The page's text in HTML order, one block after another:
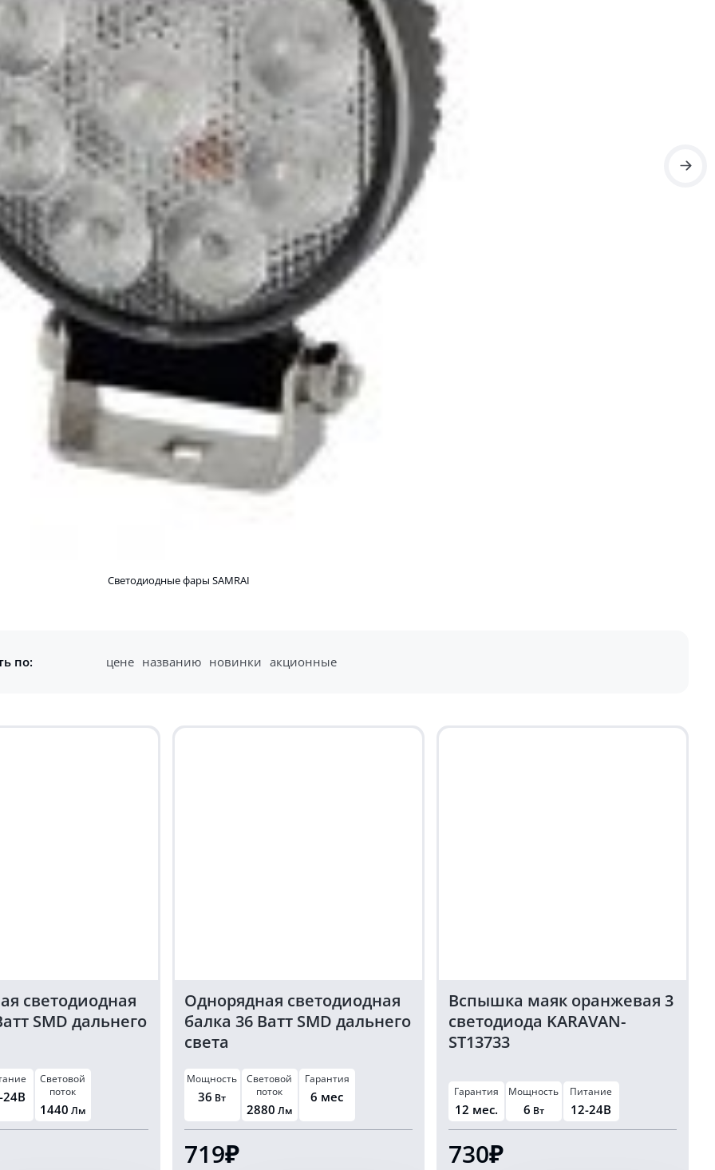
Светодиодные фары SAMRAI
по: цене названию новинки акционные
светодиодная
SMD дальнего
24В
Световой
поток
1440 Лм
Однорядная светодиодная
балка 36 Ватт SMD дальнего
света
Мощность
36 Вт
Световой
поток
2880 Лм
Гарантия
6 мес
719₽
Вспышка маяк оранжевая 3
светодиода KARAVAN-
ST13733
Гарантия
12 мес.
Мощность
6 Вт
Питание
12-24В
730₽